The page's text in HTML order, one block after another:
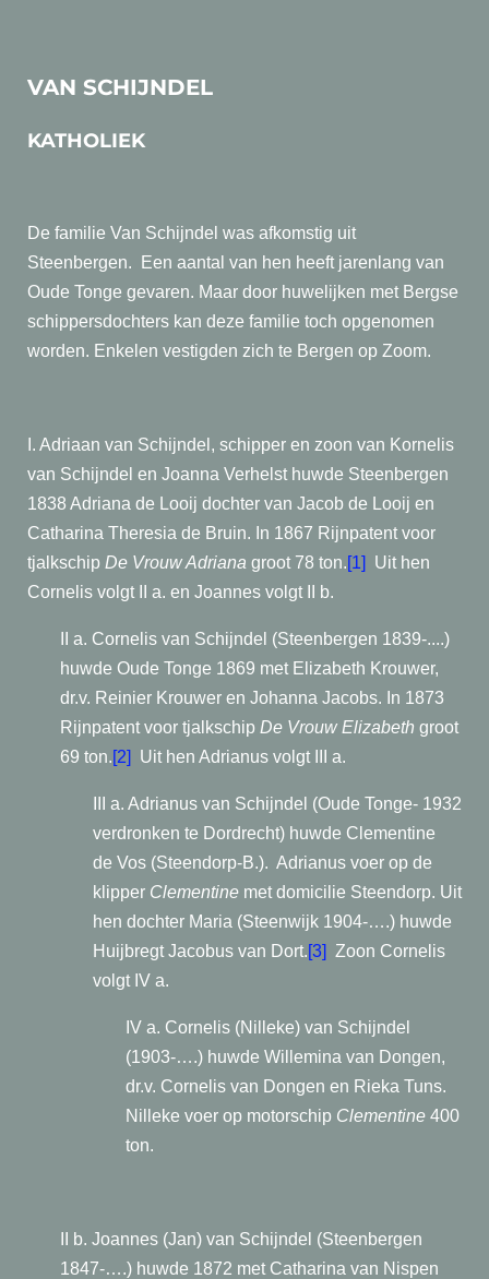
VAN SCHIJNDEL
KATHOLIEK
De familie Van Schijndel was afkomstig uit
Steenbergen.
Een aantal van hen heeft jarenlang van
Oude Tonge gevaren. Maar door huwelijken met Bergse
schippersdochters kan deze familie toch opgenomen
worden. Enkelen vestigden zich te Bergen op Zoom.
I. Adriaan van Schijndel, schipper en zoon van Kornelis
van Schijndel en Joanna Verhelst huwde Steenbergen
1838 Adriana de Looij dochter van Jacob de Looij en
Catharina Theresia de Bruin. In 1867 Rijnpatent voor
tjalkschip De Vrouw Adriana groot 78 ton.[1]
Uit hen
Cornelis volgt II a. en Joannes volgt II b.
II a. Cornelis van Schijndel (Steenbergen 1839-....)
huwde Oude Tonge 1869 met Elizabeth Krouwer,
dr.v. Reinier Krouwer en Johanna Jacobs. In 1873
Rijnpatent voor tjalkschip De Vrouw Elizabeth groot
69 ton.[2] Uit hen Adrianus volgt III a.
III a. Adrianus van Schijndel (Oude Tonge- 1932
verdronken te Dordrecht) huwde Clementine
de Vos (Steendorp-B.). Adrianus voer op de
klipper Clementine met domicilie Steendorp. Uit
hen dochter Maria (Steenwijk 1904-….) huwde
Huijbregt Jacobus van Dort.[3] Zoon Cornelis
volgt IV a.
IV a. Cornelis (Nilleke) van Schijndel
(1903-….) huwde Willemina van Dongen,
dr.v. Cornelis van Dongen en Rieka Tuns.
Nilleke voer op motorschip Clementine 400
ton.
II b. Joannes (Jan) van Schijndel (Steenbergen
1847-….) huwde 1872 met Catharina van Nispen